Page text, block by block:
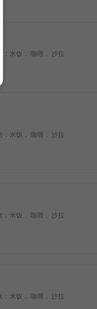
：米饭， 咖喱， 沙拉
：米饭， 咖喱， 沙拉
：米饭， 咖喱， 沙拉
：米饭， 咖喱， 沙拉